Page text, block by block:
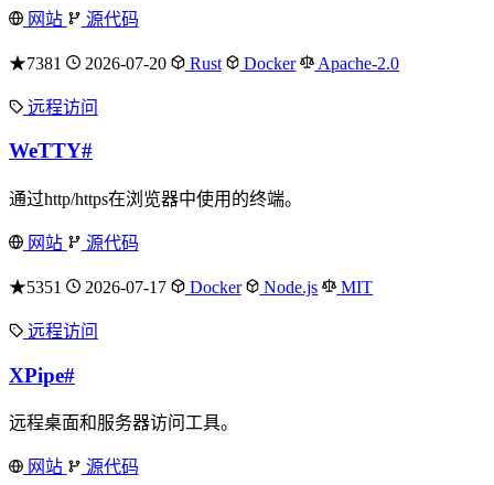
网站 源代码
★7381 2026-07-20 Rust Docker Apache-2.0
远程访问
WeTTY#
通过http/https在浏览器中使用的终端。
网站 源代码
★5351 2026-07-17 Docker Node.js MIT
远程访问
XPipe#
远程桌面和服务器访问工具。
网站 源代码